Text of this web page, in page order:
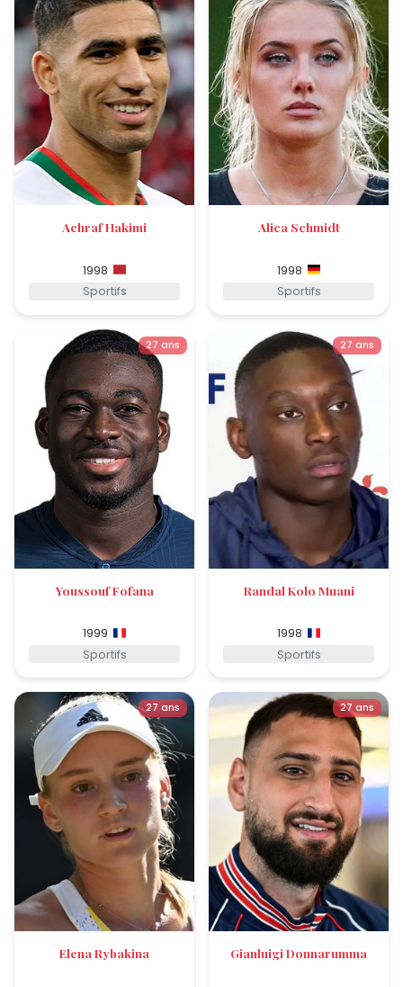
Achraf Hakimi
1998
Sportifs
Alica Schmidt
1998
Sportifs
27 ans
Youssouf Fofana
1999
Sportifs
27 ans
Randal Kolo Muani
1998
Sportifs
27 ans
Elena Rybakina
27 ans
Gianluigi Donnarumma